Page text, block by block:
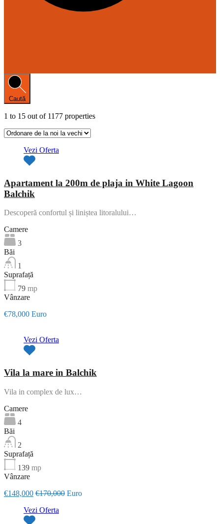
Caută
1 to 15 out of 1177 properties
Vezi Oferta
Apartament la 200m de plaja in White Lagoon
Balchik
Descoperă confortul și liniștea litoralului…
Camere
3
Băi
1
Suprafață
79 mp
Vânzare
€78,000 Euro
Vezi Oferta
Vila la mare in Balchik
Vila in complex de lux…
Camere
4
Băi
2
Suprafață
139 mp
Vânzare
€148,000 €170,000 Euro
Vezi Oferta